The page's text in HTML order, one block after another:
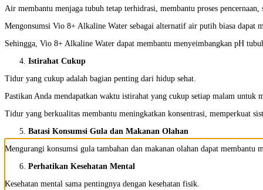
Air membantu menjaga tubuh tetap terhidrasi, membantu proses
Mengonsumsi Vio 8+ Alkaline Water sebagai alternatif air putih biasa dapat
Sehingga, Vio 8+ Alkaline Water dapat membantu menyeimbangkan pH
Istirahat Cukup
Tidur yang cukup adalah bagian penting dari hidup sehat.
Pastikan Anda mendapatkan waktu istirahat yang cukup setiap malam untuk
Tidur yang berkualitas membantu meningkatkan konsentrasi, memperkuat
Batasi Konsumsi Gula dan Makanan Olahan
Mengurangi konsumsi gula tambahan dan makanan olahan dapat
Perhatikan Kesehatan Mental
Kesehatan mental sama pentingnya dengan kesehatan fisik.